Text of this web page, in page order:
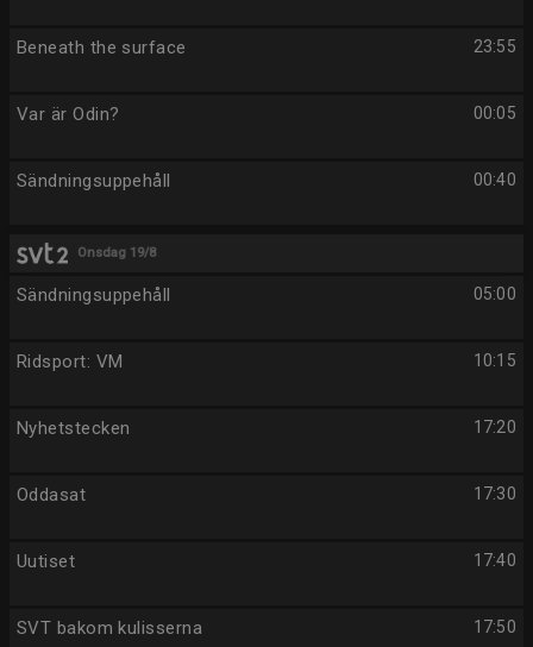
23:55
Beneath the surface
00:05
Var är Odin?
00:40
Sändningsuppehåll
Onsdag 19/8
05:00
Sändningsuppehåll
10:15
Ridsport: VM
17:20
Nyhetstecken
17:30
Oddasat
17:40
Uutiset
17:50
SVT bakom kulisserna